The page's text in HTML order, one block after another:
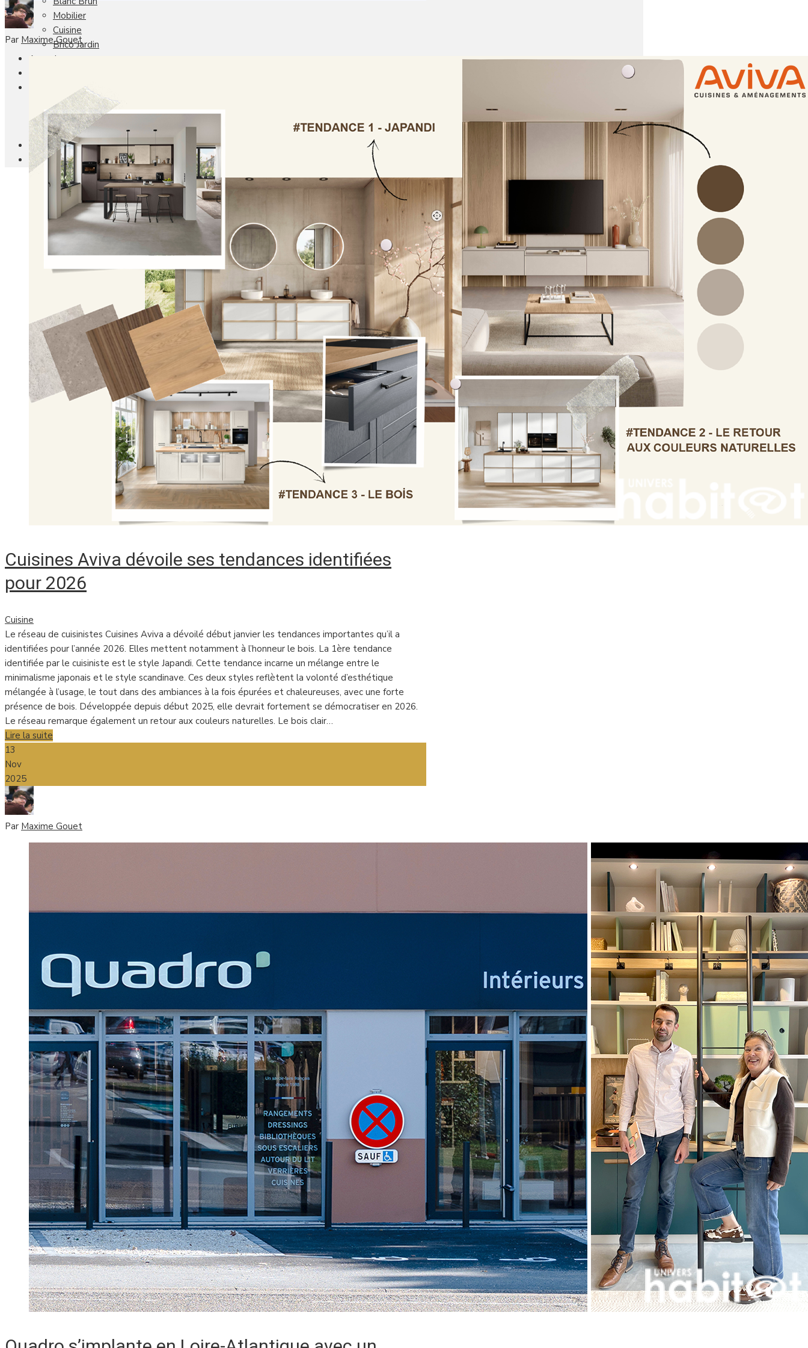
Mobilier
Cuisine
Brico Jardin
Agenda
Nos autres titres
Faire Savoir Faire
Aviasport
Univers Made in France
Qui sommes-nous
Contact
Par Maxime Gouet
Cuisines Aviva dévoile ses tendances identifiées
pour 2026
Cuisine
Le réseau de cuisinistes Cuisines Aviva a dévoilé début janvier les tendances importantes qu’il a
identifiées pour l’année 2026. Elles mettent notamment à l’honneur le bois. La 1ère tendance
identifiée par le cuisiniste est le style Japandi. Cette tendance incarne un mélange entre le
minimalisme japonais et le style scandinave. Ces deux styles reflètent la volonté d’esthétique
mélangée à l’usage, le tout dans des ambiances à la fois épurées et chaleureuses, avec une forte
présence de bois. Développée depuis début 2025, elle devrait fortement se démocratiser en 2026.
Le réseau remarque également un retour aux couleurs naturelles. Le bois clair…
Lire la suite
13
Nov
2025
Par Maxime Gouet